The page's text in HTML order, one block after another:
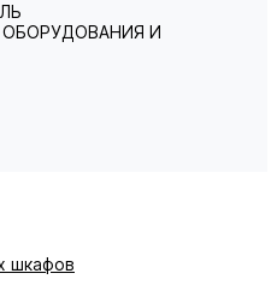
И
шкафов